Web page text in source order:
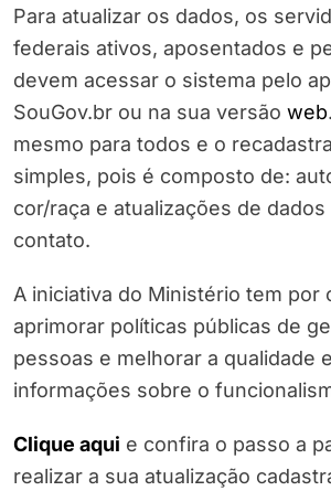
Para atualizar os dados, os
federais ativos, aposentados e
devem acessar o sistema pelo
SouGov.br ou na sua versão web
mesmo para todos e o
simples, pois é composto de:
cor/raça e atualizações de
contato.
A iniciativa do Ministério tem por
aprimorar políticas públicas de
pessoas e melhorar a qualidade
informações sobre o
Clique aqui e confira o passo a
realizar a sua atualização